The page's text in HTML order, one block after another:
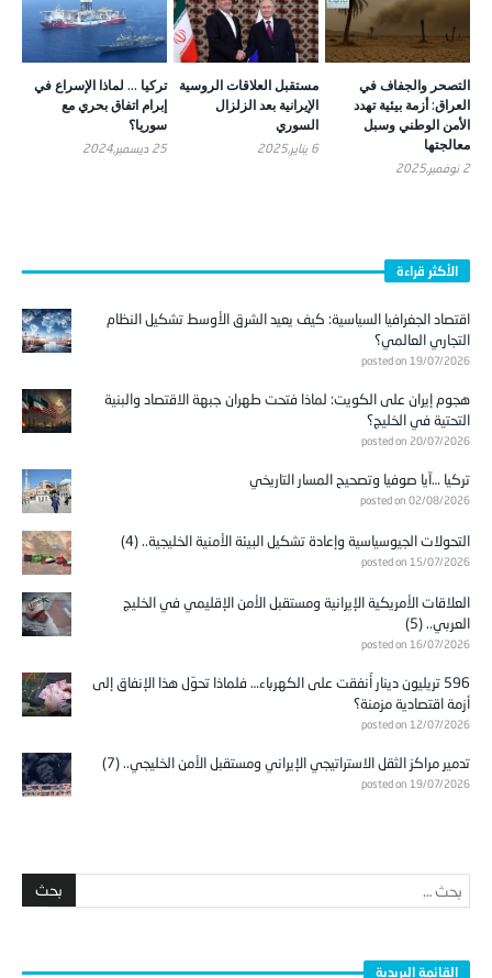
التصحر والجفاف في
العراق: أزمة بيئية تهدد
الأمن الوطني وسبل
معالجتها
2 نوفمبر,2025
مستقبل العلاقات الروسية
الإيرانية بعد الزلزال
السوري
6 يناير,2025
تركيا … لماذا الإسراع في
إبرام اتفاق بحري مع
سوريا؟
25 ديسمبر,2024
الأكثر قراءة
اقتصاد الجغرافيا السياسية: كيف يعيد الشرق الأوسط تشكيل النظام
التجاري العالمي؟
posted on 19/07/2026
هجوم إيران على الكويت: لماذا فتحت طهران جبهة الاقتصاد والبنية
التحتية في الخليج؟
posted on 20/07/2026
تركيا …آيا صوفيا وتصحيح المسار التاريخي
posted on 02/08/2026
التحولات الجيوسياسية وإعادة تشكيل البيئة الأمنية الخليجية.. (4)
posted on 15/07/2026
العلاقات الأمريكية الإيرانية ومستقبل الأمن الإقليمي في الخليج
العربي.. (5)
posted on 16/07/2026
596 تريليون دينار أُنفقت على الكهرباء… فلماذا تحوّل هذا الإنفاق إلى
أزمة اقتصادية مزمنة؟
posted on 12/07/2026
تدمير مراكز الثقل الاستراتيجي الإيراني ومستقبل الأمن الخليجي.. (7)
posted on 19/07/2026
القائمة البريدية